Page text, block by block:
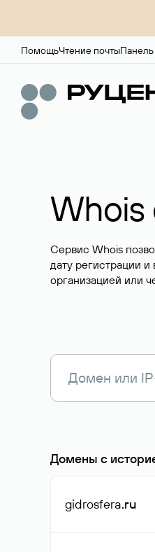
ПомощьЧтение почтыПанель
Whois
Сервис Whois
дату регистрации
организацией или
Домены с
gidrosfera.ru